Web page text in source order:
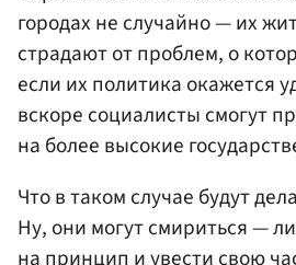
городах не случайно — их
страдают от проблем, о
если их политика окажется
вскоре социалисты смогут
на более высокие
Что в таком случае будут
Ну, они могут смириться —
на принцип и увести свою